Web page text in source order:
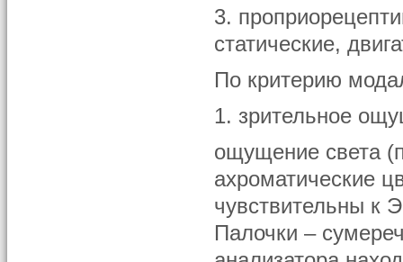
3.
статические,
По критерию
1. зрительное
ощущение света
ахроматические
чувствительны к
Палочки –